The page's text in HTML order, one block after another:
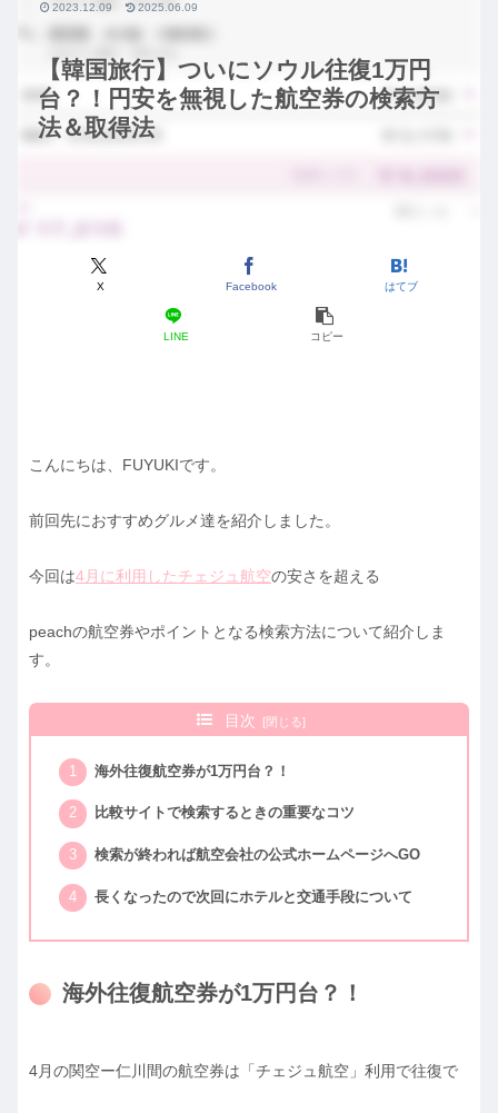
【韓国旅行】ついにソウル往復1万円
台？！円安を無視した航空券の検索方
法＆取得法
X Facebook はてブ
LINE コピー
2023.12.09 2025.06.09
こんにちは、FUYUKIです。
前回先におすすめグルメ達を紹介しました。
今回は4月に利用したチェジュ航空の安さを超える
peachの航空券やポイントとなる検索方法について紹介しま
す。
目次
海外往復航空券が1万円台？！
比較サイトで検索するときの重要なコツ
検索が終われば航空会社の公式ホームページへGO
長くなったので次回にホテルと交通手段について
海外往復航空券が1万円台？！
4月の関空ー仁川間の航空券は「チェジュ航空」利用で往復で